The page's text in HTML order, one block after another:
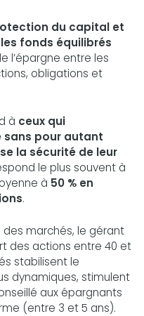
du capital et
les fonds équilibrés
l’épargne entre les
obligations et
à ceux qui
sans pour autant
la sécurité de leur
le plus souvent à
à 50 % en
.
des marchés, le gérant
des actions entre 40 et
stabilisent le
dynamiques, stimulent
aux épargnants
(entre 3 et 5 ans).